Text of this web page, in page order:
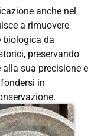
anche nel
a rimuovere
biologica da
preservando
sua precisione e
in